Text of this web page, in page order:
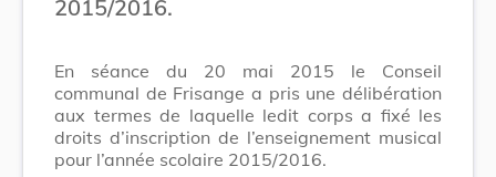
2015/2016.
En séance du 20 mai 2015 le Conseil
communal de Frisange a pris une délibération
aux termes de laquelle ledit corps a fixé les
droits d’inscription de l’enseignement musical
pour l’année scolaire 2015/2016.